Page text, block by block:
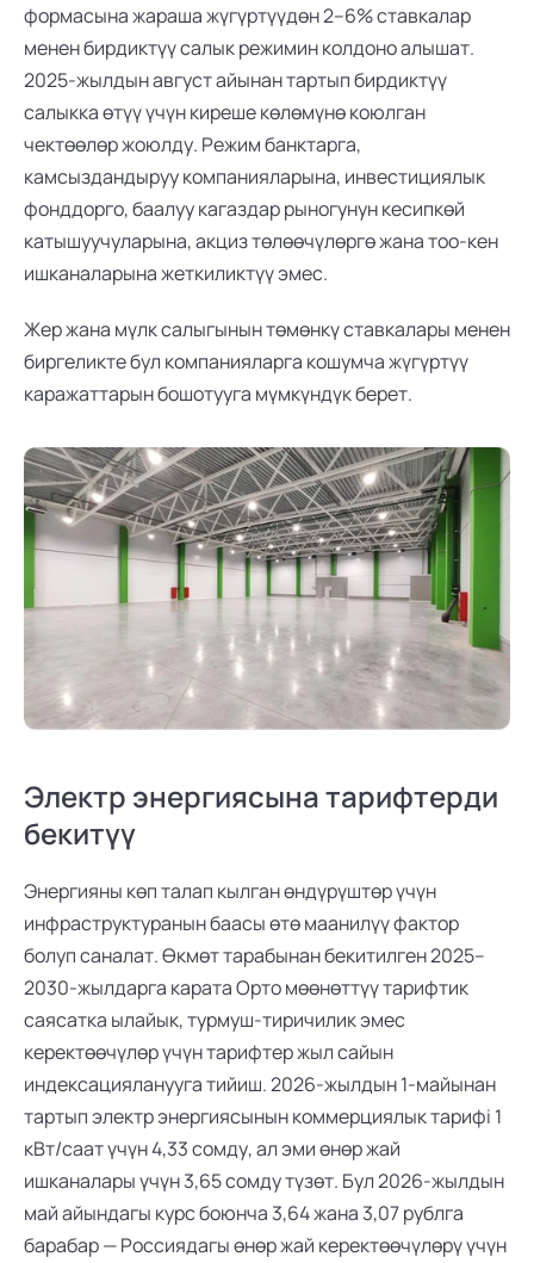
формасына жараша жүгүртүүдөн 2–6% ставкалар
менен бирдиктүү салык режимин колдоно алышат.
2025-жылдын август айынан тартып бирдиктүү
салыкка өтүү үчүн киреше көлөмүнө коюлган
чектөөлөр жоюлду. Режим банктарга,
камсыздандыруу компанияларына, инвестициялык
фонддорго, баалуу кагаздар рыногунун кесипкөй
катышуучуларына, акциз төлөөчүлөргө жана тоо-кен
ишканаларына жеткиликтүү эмес.
Жер жана мүлк салыгынын төмөнкү ставкалары менен
биргеликте бул компанияларга кошумча жүгүртүү
каражаттарын бошотууга мүмкүндүк берет.
Электр энергиясына тарифтерди
бекитүү
Энергияны көп талап кылган өндүрүштөр үчүн
инфраструктуранын баасы өтө маанилүү фактор
болуп саналат. Өкмөт тарабынан бекитилген 2025–
2030-жылдарга карата Орто мөөнөттүү тарифтик
саясатка ылайык, турмуш-тиричилик эмес
керектөөчүлөр үчүн тарифтер жыл сайын
индексацияланууга тийиш. 2026-жылдын 1-майынан
тартып электр энергиясынын коммерциялык тарифі 1
кВт/саат үчүн 4,33 сомду, ал эми өнөр жай
ишканалары үчүн 3,65 сомду түзөт. Бул 2026-жылдын
май айындагы курс боюнча 3,64 жана 3,07 рублга
барабар — Россиядагы өнөр жай керектөөчүлөрү үчүн